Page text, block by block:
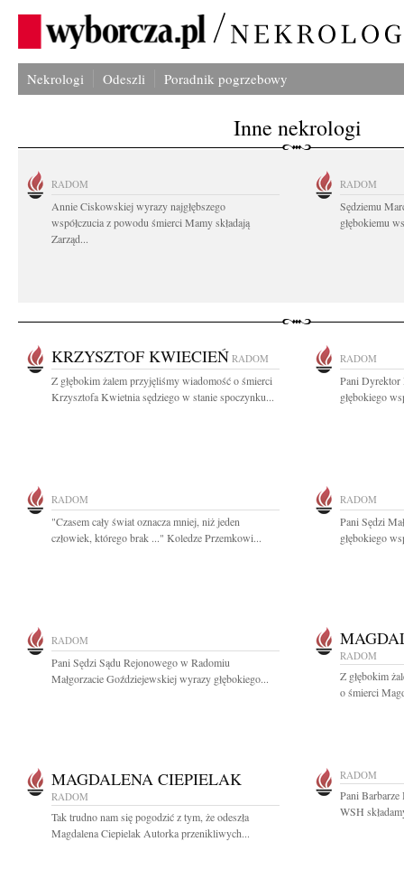
Nekrologi Odeszli Poradnik pogrzebowy
Inne nekrologi
RADOM
Annie Ciskowskiej wyrazy najgłębszego
współczucia z powodu śmierci Mamy składają
Zarząd...
RADOM
Sędziemu
głębokiemu
KRZYSZTOF KWIECIEŃ RADOM
Z głębokim żalem przyjęliśmy wiadomość o śmierci
Krzysztofa Kwietnia sędziego w stanie spoczynku...
RADOM
Pani Dyrektor
głębokiego
RADOM
"Czasem cały świat oznacza mniej, niż jeden
człowiek, którego brak ..." Koledze Przemkowi...
RADOM
Pani Sędzi
głębokiego
RADOM
Pani Sędzi Sądu Rejonowego w Radomiu
Małgorzacie Goździejewskiej wyrazy głębokiego...
RADOM
Z głębokim
o śmierci
MAGDALENA CIEPIELAK
RADOM
Tak trudno nam się pogodzić z tym, że odeszła
Magdalena Ciepielak Autorka przenikliwych...
RADOM
Pani Barbarze
WSH